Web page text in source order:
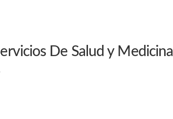
De Salud y Medicina